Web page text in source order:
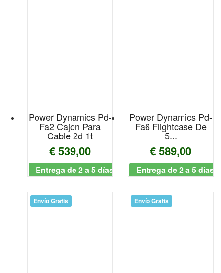
Antonio de Toledo
APOGEE
Aquarian
Armour
Power Dynamics Pd-
Fa2 Cajon Para
Cable 2d 1t
€ 539,00
Entrega de 2 a 5 días
Power Dynamics Pd-
Fa6 Flightcase De
5...
€ 589,00
Entrega de 2 a 5 días
Envío Gratis Envío Gratis